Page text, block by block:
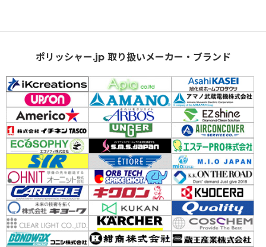
ポリッシャー.jp 取り扱いメーカー・ブランド